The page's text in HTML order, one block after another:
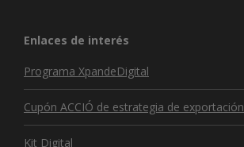
Enlaces de interés
Programa XpandeDigital
Cupón ACCIÓ de estrategia de exportación
Kit Digital